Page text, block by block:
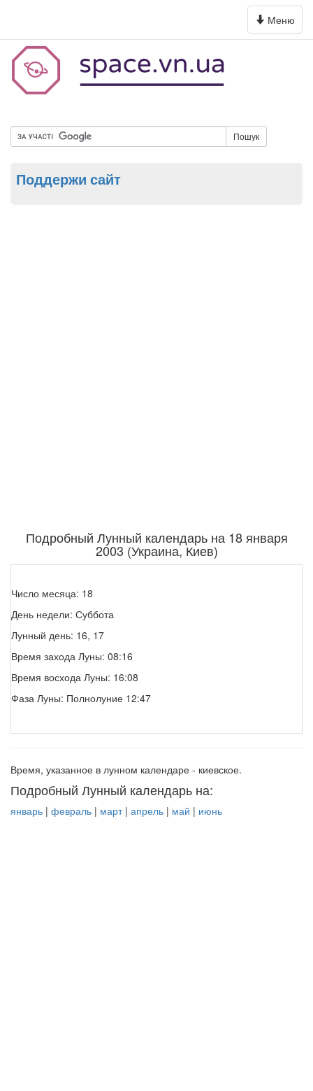
Toggle
navigation
Меню
Пошук
Поддержи сайт
Подробный Лунный календарь на 18 января
2003 (Украина, Киев)
Число месяца: 18
День недели: Суббота
Лунный день: 16, 17
Время захода Луны: 08:16
Время восхода Луны: 16:08
Фаза Луны: Полнолуние 12:47
Время, указанное в лунном календаре - киевское.
Подробный Лунный календарь на:
январь | февраль | март| апрель | май | июнь